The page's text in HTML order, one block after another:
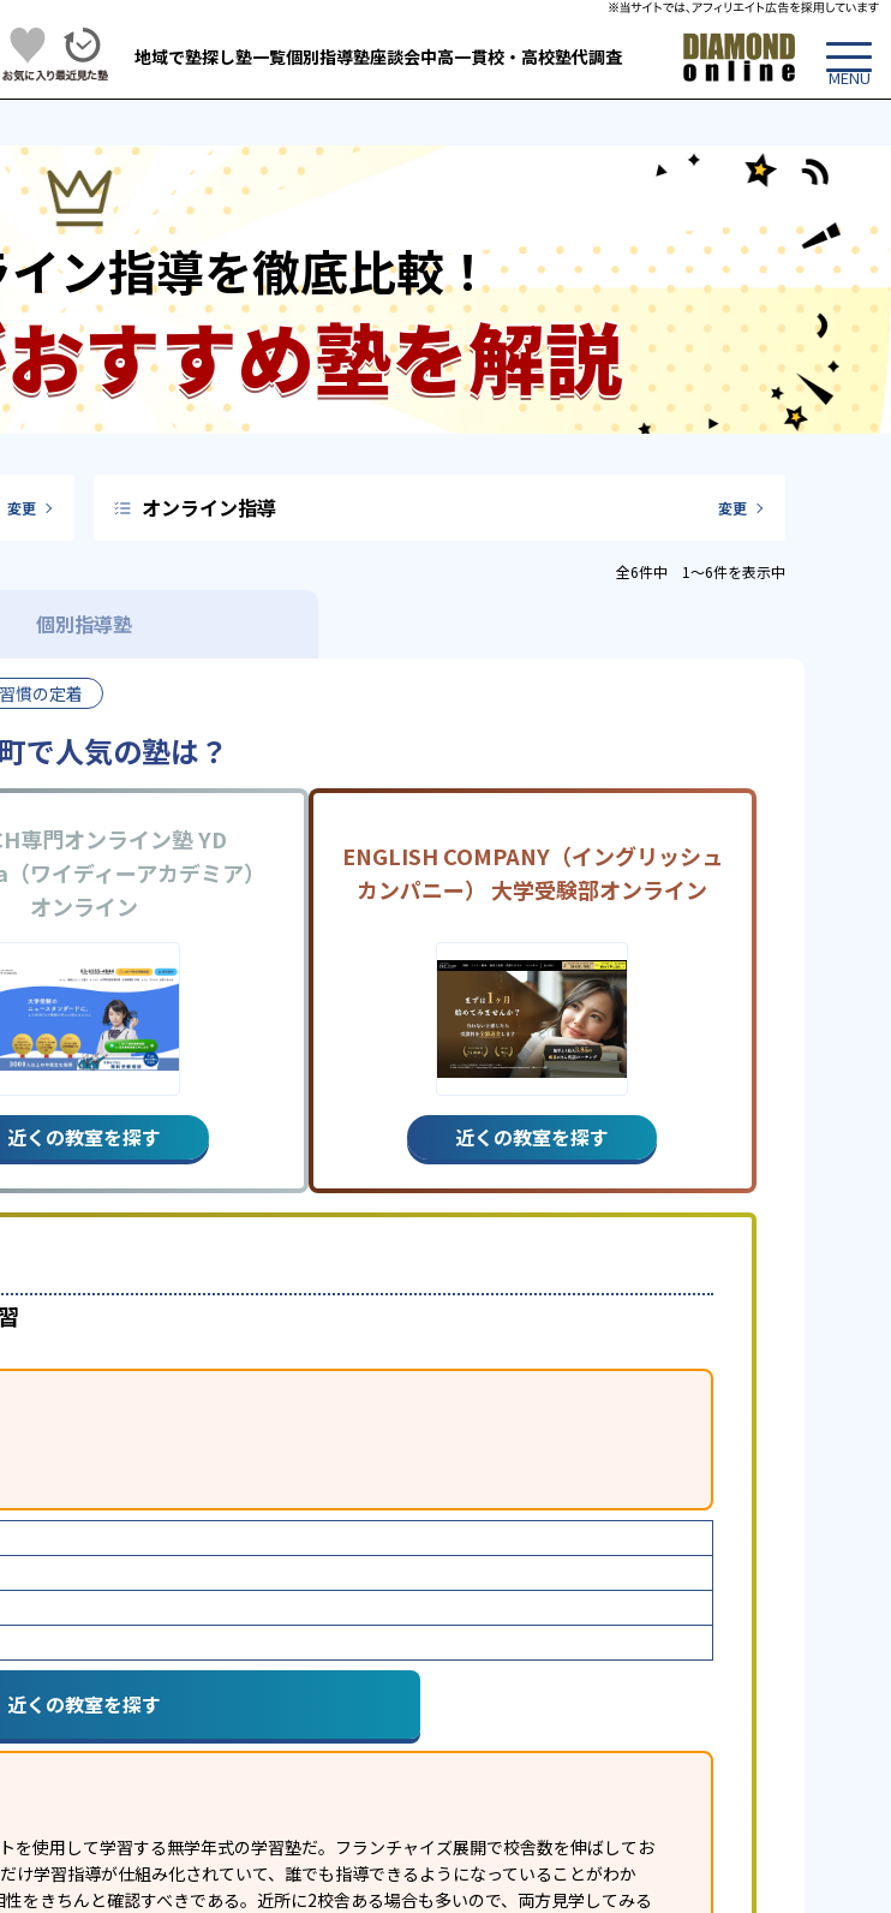
地域で塾探し塾一覧個別指導塾座談会中高一貫校・高校塾代調査
ン指導を徹底比較！
すすめ塾を解説
変更 オンライン指導 変更
全6件中 1〜6件を表示中
個別指導塾
慣の定着
で人気の塾は？
専門オンライン塾 YD
ワイディーアカデミア）
オンライン
近くの教室を探す
ENGLISH COMPANY（イングリッシュ
カンパニー） 大学受験部オンライン
近くの教室を探す
近くの教室を探す
を使用して学習する無学年式の学習塾だ。フランチャイズ展開で校舎数を伸ばしてお
け学習指導が仕組み化されていて、誰でも指導できるようになっていることがわか
をきちんと確認すべきである。近所に2校舎ある場合も多いので、両方見学してみる